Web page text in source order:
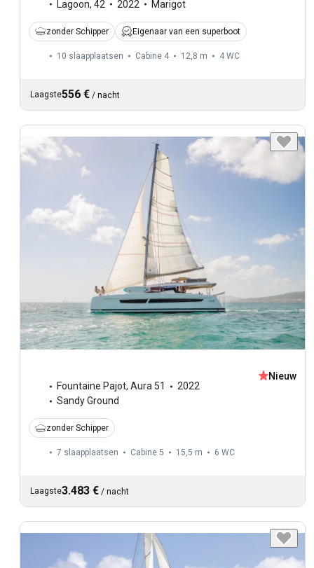
Lagoon, 42 2022 Marigot
zonder Schipper Eigenaar van een superboot
10 slaapplaatsen Cabine 4 12,8 m 4 WC
Laagste556 € / nacht
Fountaine Pajot, Aura 51
2022
Sandy Ground
Nieuw
zonder Schipper
7 slaapplaatsen Cabine 5 15,5 m 6 WC
Laagste3.483 € / nacht